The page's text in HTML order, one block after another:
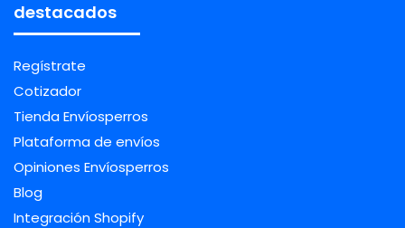
destacados
Regístrate
Cotizador
Tienda Envíosperros
Plataforma de envíos
Opiniones Envíosperros
Blog
Integración Shopify